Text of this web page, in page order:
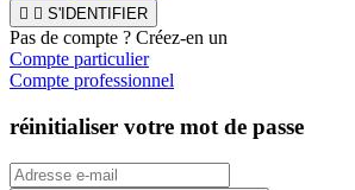
  S'IDENTIFIER
Pas de compte ? Créez-en un
Compte particulier
Compte professionnel
réinitialiser votre mot de passe